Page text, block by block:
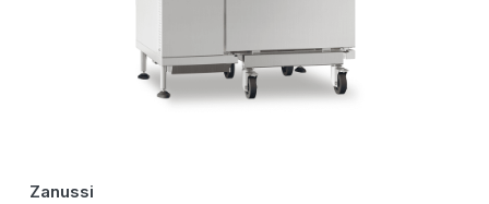
Zanussi